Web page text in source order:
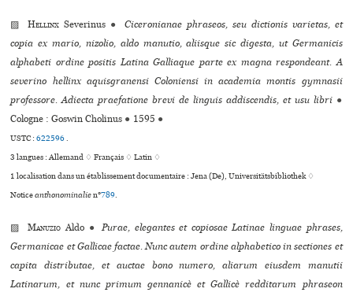
▨Hellinx Severinus ●
Ciceronianae phraseos, seu dictionis varietas, et
copia ex mario, nizolio, aldo manutio, aliisque sic digesta, ut Germanicis
alphabeti ordine positis Latina Galliaque parte ex magna respondeant. A
severino hellinx aquisgranensi Coloniensi in academia montis gymnasii
professore. Adiecta praefatione brevi de linguis addiscendis, et usu libri ●
Cologne : Goswin Cholinus ● 1595 ●
USTC :622596.
3 langues :Allemand ♢Français ♢Latin ♢
1 localisation dans un établissement documentaire : Jena (De), Universitätsbibliothek ♢
Noticeanthonominalien°789.
▨Manuzio Aldo ● Purae, elegantes et copiosae Latinae linguae phrases,
Germanicae et Gallicae factae. Nunc autem ordine alphabetico in sectiones et
capita distributae, et auctae bono numero, aliarum eiusdem manutii
Latinarum, et nunc primum gennanicè et Gallicè redditarum phraseon